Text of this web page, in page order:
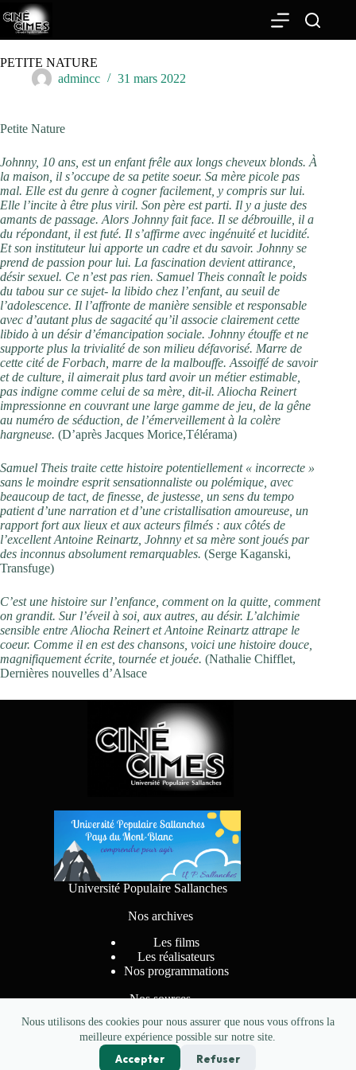
Passer
au
contenu
Nous utilisons des cookies pour nous assurer que nous vous offrons la
meilleure expérience possible sur notre site.
Accepter Refuser
PETITE NATURE
admincc
31 mars 2022
Petite Nature
Johnny, 10 ans, est un enfant frêle aux longs cheveux blonds. À
la maison, il s’occupe de sa petite soeur. Sa mère picole pas
mal. Elle est du genre à cogner facilement, y compris sur lui.
Elle l’incite à être plus viril. Son père est parti. Il y a juste des
amants de passage. Alors Johnny fait face. Il se débrouille, il a
du répondant, il est futé. Il s’affirme avec ingénuité et lucidité.
Et son instituteur lui apporte un cadre et du savoir. Johnny se
prend de passion pour lui. La fascination devient attirance,
désir sexuel. Ce n’est pas rien. Samuel Theis connaît le poids
du tabou sur ce sujet- la libido chez l’enfant, au seuil de
l’adolescence. Il l’affronte de manière sensible et responsable
avec d’autant plus de sagacité qu’il associe clairement cette
libido à un désir d’émancipation sociale. Johnny étouffe et ne
supporte plus la trivialité de son milieu défavorisé. Marre de
cette cité de Forbach, marre de la malbouffe. Assoiffé de savoir
et de culture, il aimerait plus tard avoir un métier estimable,
pas indigne comme celui de sa mère, dit-il. Aliocha Reinert
impressionne en couvrant une large gamme de jeu, de la gêne
au numéro de séduction, de l’émerveillement à la colère
hargneuse. (D’après Jacques Morice,Télérama)
Samuel Theis traite cette histoire potentiellement « incorrecte »
sans le moindre esprit sensationnaliste ou polémique, avec
beaucoup de tact, de finesse, de justesse, un sens du tempo
patient d’une narration et d’une cristallisation amoureuse, un
rapport fort aux lieux et aux acteurs filmés : aux côtés de
l’excellent Antoine Reinartz, Johnny et sa mère sont joués par
des inconnus absolument remarquables. (Serge Kaganski,
Transfuge)
C’est une histoire sur l’enfance, comment on la quitte, comment
on grandit. Sur l’éveil à soi, aux autres, au désir. L’alchimie
sensible entre Aliocha Reinert et Antoine Reinartz attrape le
coeur. Comme il en est des chansons, voici une histoire douce,
magnifiquement écrite, tournée et jouée. (Nathalie Chifflet,
Dernières nouvelles d’Alsace
Université Populaire Sallanches
Nos archives
Les films
Les réalisateurs
Nos programmations
Nos sources
pkzerocreations.fr - Copyright CINE CIMES